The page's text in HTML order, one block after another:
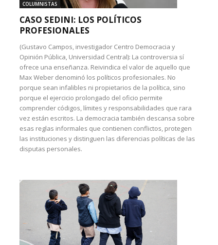
COLUMNISTAS
CASO SEDINI: LOS POLÍTICOS
PROFESIONALES
(Gustavo Campos, investigador Centro Democracia y
Opinión Pública, Universidad Central): La controversia sí
ofrece una enseñanza. Reivindica el valor de aquello que
Max Weber denominó los políticos profesionales. No
porque sean infalibles ni propietarios de la política, sino
porque el ejercicio prolongado del oficio permite
comprender códigos, límites y responsabilidades que rara
vez están escritos. La democracia también descansa sobre
esas reglas informales que contienen conflictos, protegen
las instituciones y distinguen las diferencias políticas de las
disputas personales.